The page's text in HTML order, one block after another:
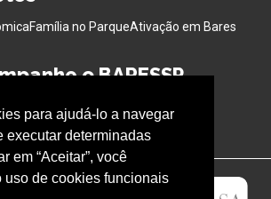
para ajudá-lo a navegar
executar determinadas
em “Aceitar”, você
uso de cookies funcionais
Família no ParqueAtivação em Bares
o BARESSP